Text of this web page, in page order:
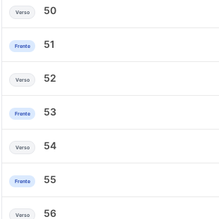
Verso 50
Frente 51
Verso 52
Frente 53
Verso 54
Frente 55
Verso 56